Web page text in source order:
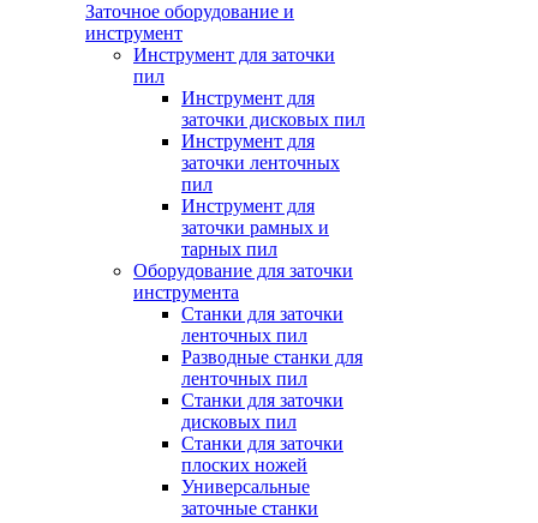
Заточное оборудование и
инструмент
Инструмент для заточки
пил
Инструмент для
заточки дисковых пил
Инструмент для
заточки ленточных
пил
Инструмент для
заточки рамных и
тарных пил
Оборудование для заточки
инструмента
Станки для заточки
ленточных пил
Разводные станки для
ленточных пил
Станки для заточки
дисковых пил
Станки для заточки
плоских ножей
Универсальные
заточные станки